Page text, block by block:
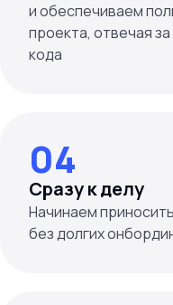
и обеспечиваем
проекта, отвечая
кода
04
Сразу к делу
Начинаем
без долгих